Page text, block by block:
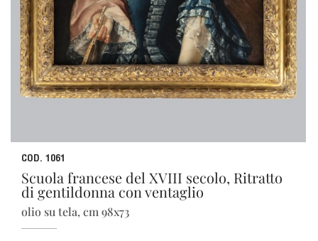
COD. 1061
Scuola francese del XVIII secolo, Ritratto
di gentildonna con ventaglio
olio su tela, cm 98x73